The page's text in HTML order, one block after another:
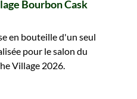
Bourbon Cask
en bouteille d'un seul
pour le salon du
Village 2026.